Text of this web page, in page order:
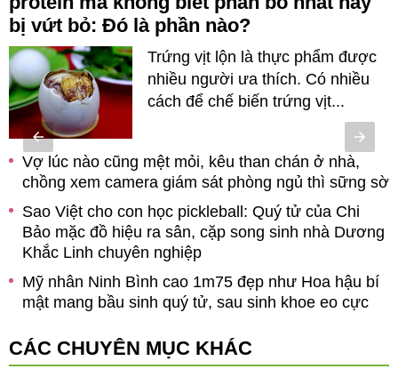
bị vứt bỏ: Đó là phần nào?
Trứng vịt lộn là thực phẩm được
nhiều người ưa thích. Có nhiều
cách để chế biến trứng vịt...
Vợ lúc nào cũng mệt mỏi, kêu than chán ở nhà,
chồng xem camera giám sát phòng ngủ thì sững sờ
Sao Việt cho con học pickleball: Quý tử của Chi
Bảo mặc đồ hiệu ra sân, cặp song sinh nhà Dương
Khắc Linh chuyên nghiệp
Mỹ nhân Ninh Bình cao 1m75 đẹp như Hoa hậu bí
mật mang bầu sinh quý tử, sau sinh khoe eo cực
CÁC CHUYÊN MỤC KHÁC